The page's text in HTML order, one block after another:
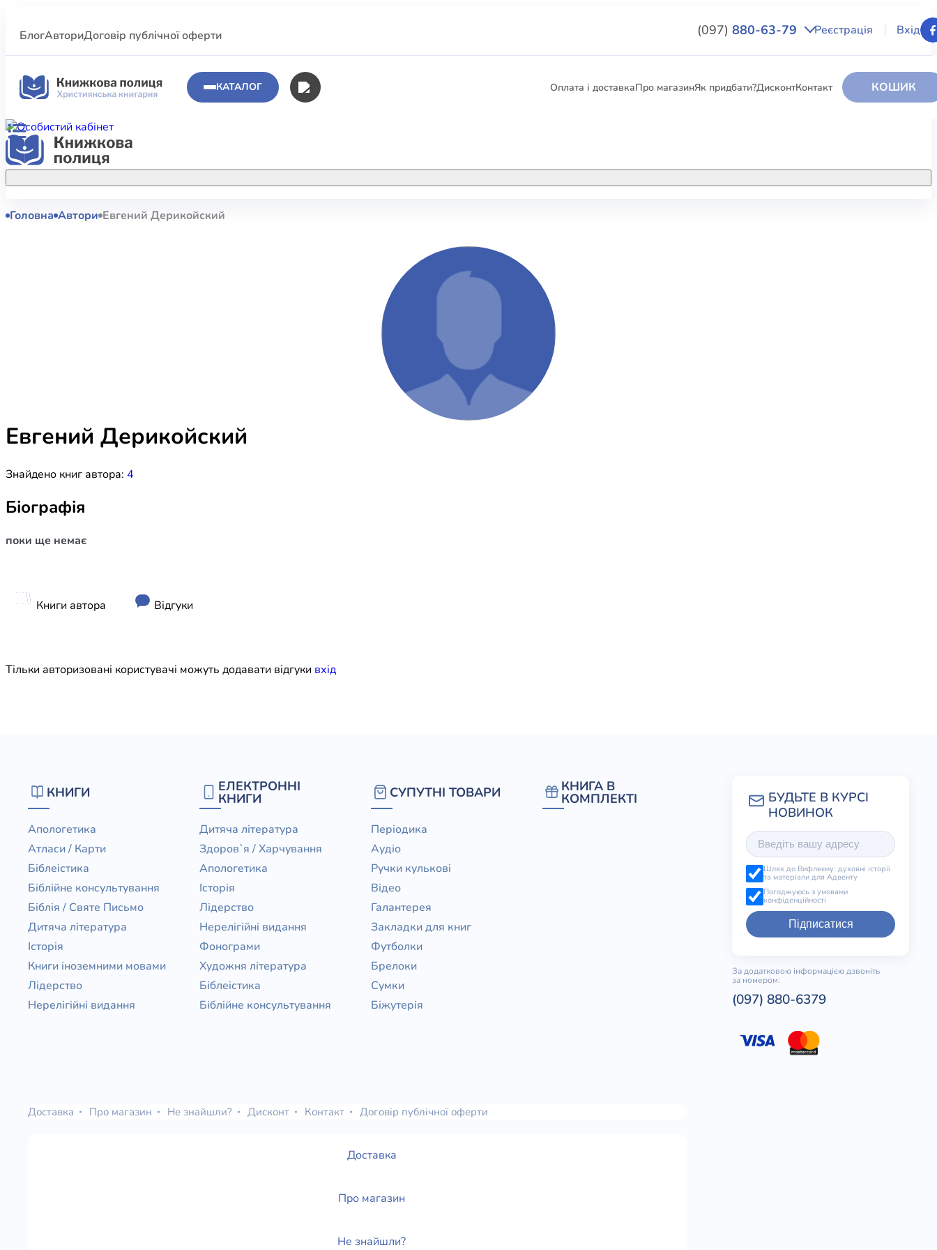
БлогАвториДоговір публічної оферти (097) 880-63-79 Реєстрація Вхід
КАТАЛОГ Оплата і доставкаПро магазинЯк придбати?ДисконтКонтакт КОШИК
Акційні пропозиції
полиці.
КНИГИ
Біблійне консультування
Художня література
ЕЛЕКТРОННІ КНИГИ
КНИГА В КОМПЛЕКТІ
Головна Автори Евгений Дерикойский
Евгений Дерикойский
Знайдено книг автора: 4
Біографія
поки ще немає
Книги автора Відгуки
Тільки авторизовані користувачі можуть додавати відгуки вхiд
КНИГИ
Апологетика
Атласи / Карти
Біблеістика
Біблійне консультування
Біблія / Святе Письмо
Дитяча література
Історія
Книги іноземними мовами
Лідерство
Нерелігійні видання
ЕЛЕКТРОННІ
КНИГИ
Дитяча література
Здоров`я / Харчування
Апологетика
Історія
Лідерство
Нерелігійні видання
Фонограми
Художня література
Біблеістика
Біблійне консультування
СУПУТНІ ТОВАРИ
Періодика
Аудіо
Ручки кулькові
Відео
Галантерея
Закладки для книг
Футболки
Брелоки
Сумки
Біжутерія
КНИГА В
КОМПЛЕКТІ
Шлях до Вифлеєму: духовні історії
та матеріали для Адвенту
Погоджуюсь з умовами
конфіденційності
Підписатися
За додатковою інформацією дзвоніть
за номером:
(097) 880-6379
Доставка Про магазин Не знайшли? Дисконт Контакт Договір публічної оферти
Доставка
Про магазин
Не знайшли?